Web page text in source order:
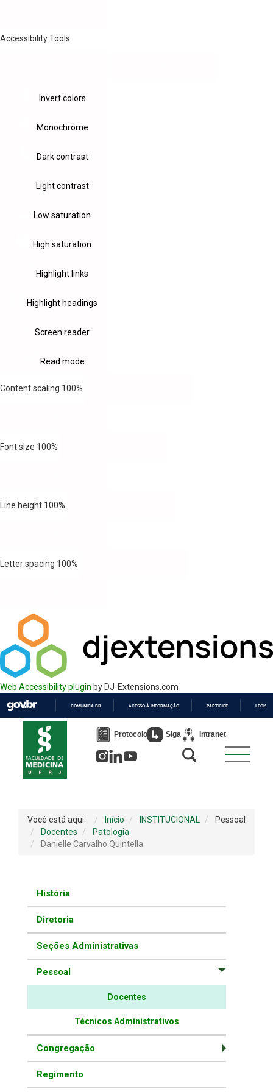
Accessibility Tools
Invert colors
Monochrome
Dark contrast
Light contrast
Low saturation
High saturation
Highlight links
Highlight headings
Screen reader
Read mode
Content scaling 100%
Font size 100%
Line height 100%
Letter spacing 100%
Web Accessibility plugin by DJ-Extensions.com
PARA
COMUNICA BR ACESSO À INFORMAÇÃO PARTICIPE
Protocolo Siga Intranet
Você está aqui: Início INSTITUCIONAL
Pessoal
Docentes
Patologia
Danielle Carvalho Quintella
História
Diretoria
Seções Administrativas
Pessoal
Docentes
Técnicos Administrativos
Congregação
Regimento